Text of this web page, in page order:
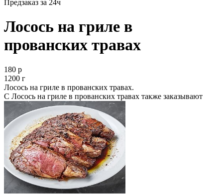
Предзаказ за 24ч
Лосось на гриле в
прованских травах
180 р
1200 г
Лосось на гриле в прованских травах.
С Лосось на гриле в прованских травах также заказывают